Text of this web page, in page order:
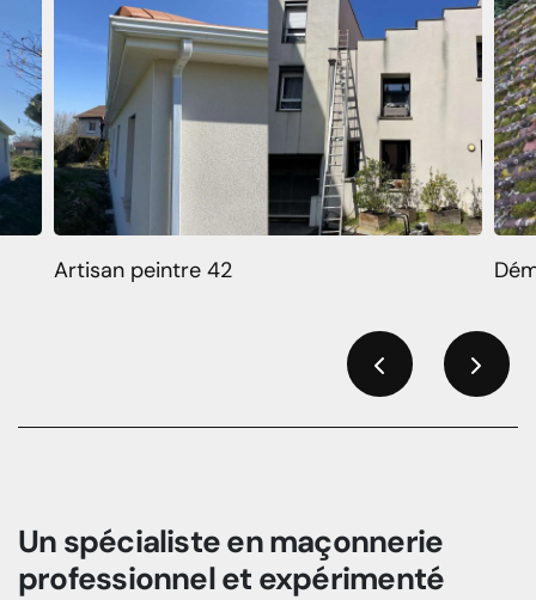
Artisan peintre 42
Un spécialiste en maçonnerie
professionnel et expérimenté